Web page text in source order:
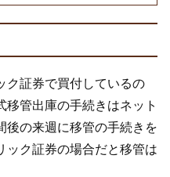
ク証券で買付しているの
移管出庫の手続きはネット
後の来週に移管の手続きを
ック証券の場合だと移管は